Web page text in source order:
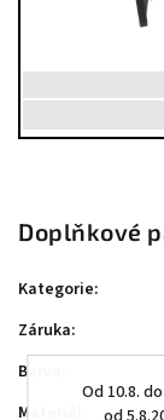
Od 10.8.
Doplňkové
Kategorie:
Záruka:
Barva
Materiál